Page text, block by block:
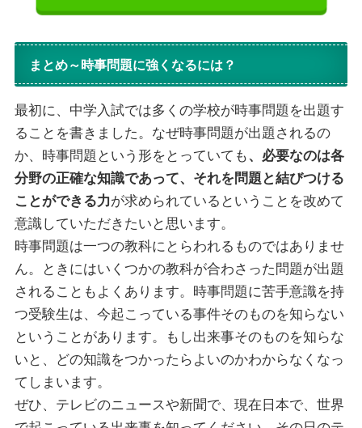
まとめ～時事問題に強くなるには？
最初に、中学入試では多くの学校が時事問題を出題す
ることを書きました。なぜ時事問題が出題されるの
か、時事問題という形をとっていても、必要なのは各
分野の正確な知識であって、それを問題と結びつける
ことができる力が求められているということを改めて
意識していただきたいと思います。
時事問題は一つの教科にとらわれるものではありませ
ん。ときにはいくつかの教科が合わさった問題が出題
されることもよくあります。時事問題に苦手意識を持
つ受験生は、今起こっている事件そのものを知らない
ということがあります。もし出来事そのものを知らな
いと、どの知識をつかったらよいのかわからなくなっ
てしまいます。
ぜひ、テレビのニュースや新聞で、現在日本で、世界